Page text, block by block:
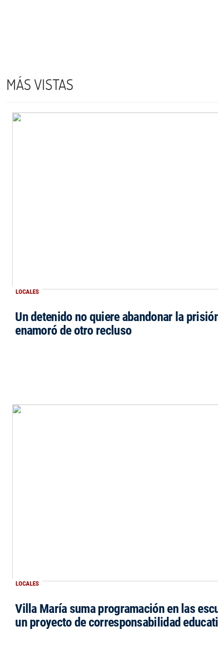
MÁS VISTAS
LOCALES
Un detenido no quiere abandonar la
enamoró de otro recluso
LOCALES
Villa María suma programación en las
un proyecto de corresponsabilidad